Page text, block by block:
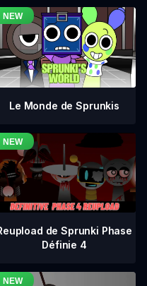
Le Monde de Sprunkis
de Sprunki Phase
Définie 4